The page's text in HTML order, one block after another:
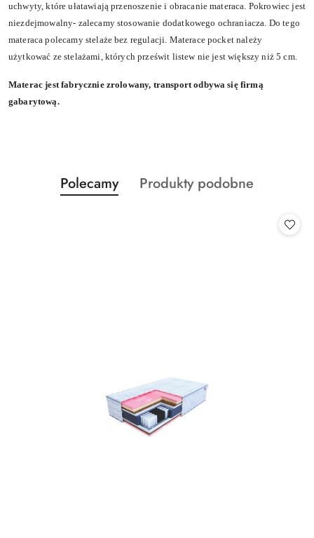
uchwyty, które ułatawiają przenoszenie i obracanie materaca. Pokrowiec jest
niezdejmowalny- zalecamy stosowanie dodatkowego ochraniacza. Do tego
materaca polecamy stelaże bez regulacji. Materace pocket należy
użytkować ze stelażami, których prześwit listew nie jest większy niż 5 cm.
Materac jest fabrycznie zrolowany, transport odbywa się firmą
gabarytową.
Pomiń karuzelę produktów
Produkty
o
Polecamy
Produkty
Produkty podobne